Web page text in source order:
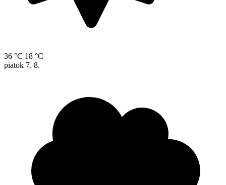
36 °C 18 °C
piatok 7. 8.